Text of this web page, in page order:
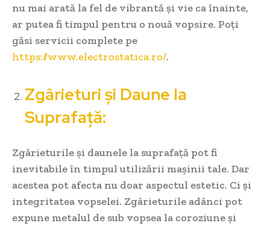
nu mai arată la fel de vibrantă și vie ca înainte,
ar putea fi timpul pentru o nouă vopsire. Poți
găsi servicii complete pe
https://www.electrostatica.ro/.
Zgârieturi și Daune la
Suprafață:
Zgârieturile și daunele la suprafață pot fi
inevitabile în timpul utilizării mașinii tale. Dar
acestea pot afecta nu doar aspectul estetic. Ci și
integritatea vopselei. Zgârieturile adânci pot
expune metalul de sub vopsea la coroziune și